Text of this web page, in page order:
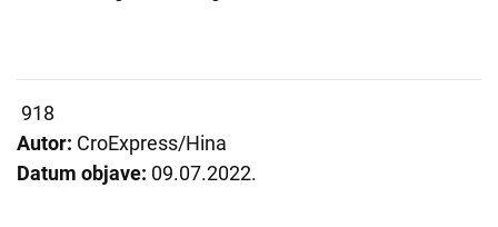
918
Autor: CroExpress/Hina
Datum objave: 09.07.2022.